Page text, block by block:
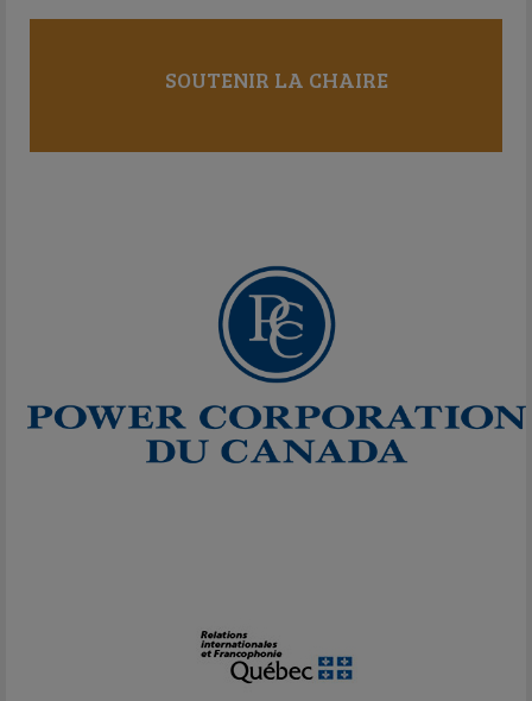
SOUTENIR LA CHAIRE